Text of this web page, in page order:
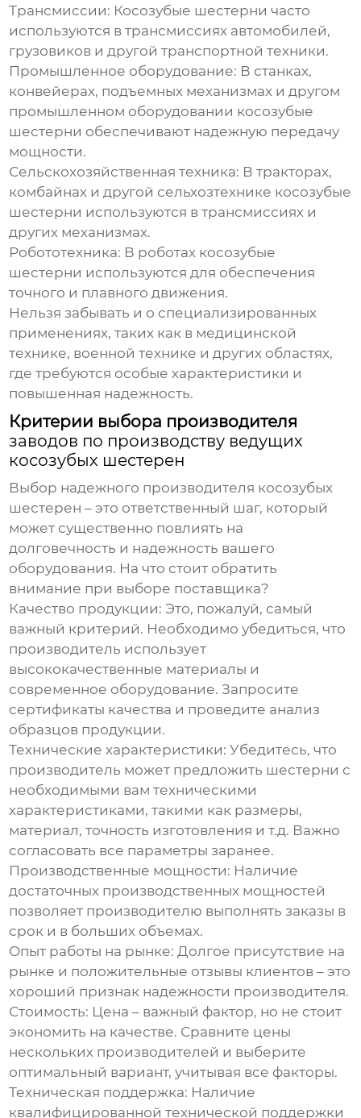
Трансмиссии: Косозубые шестерни часто
используются в трансмиссиях автомобилей,
грузовиков и другой транспортной техники.
Промышленное оборудование: В станках,
конвейерах, подъемных механизмах и другом
промышленном оборудовании косозубые
шестерни обеспечивают надежную передачу
мощности.
Сельскохозяйственная техника: В тракторах,
комбайнах и другой сельхозтехнике косозубые
шестерни используются в трансмиссиях и
других механизмах.
Робототехника: В роботах косозубые
шестерни используются для обеспечения
точного и плавного движения.
Нельзя забывать и о специализированных
применениях, таких как в медицинской
технике, военной технике и других областях,
где требуются особые характеристики и
повышенная надежность.
Критерии выбора производителя
заводов по производству ведущих
косозубых шестерен
Выбор надежного производителя косозубых
шестерен – это ответственный шаг, который
может существенно повлиять на
долговечность и надежность вашего
оборудования. На что стоит обратить
внимание при выборе поставщика?
Качество продукции: Это, пожалуй, самый
важный критерий. Необходимо убедиться, что
производитель использует
высококачественные материалы и
современное оборудование. Запросите
сертификаты качества и проведите анализ
образцов продукции.
Технические характеристики: Убедитесь, что
производитель может предложить шестерни с
необходимыми вам техническими
характеристиками, такими как размеры,
материал, точность изготовления и т.д. Важно
согласовать все параметры заранее.
Производственные мощности: Наличие
достаточных производственных мощностей
позволяет производителю выполнять заказы в
срок и в больших объемах.
Опыт работы на рынке: Долгое присутствие на
рынке и положительные отзывы клиентов – это
хороший признак надежности производителя.
Стоимость: Цена – важный фактор, но не стоит
экономить на качестве. Сравните цены
нескольких производителей и выберите
оптимальный вариант, учитывая все факторы.
Техническая поддержка: Наличие
квалифицированной технической поддержки